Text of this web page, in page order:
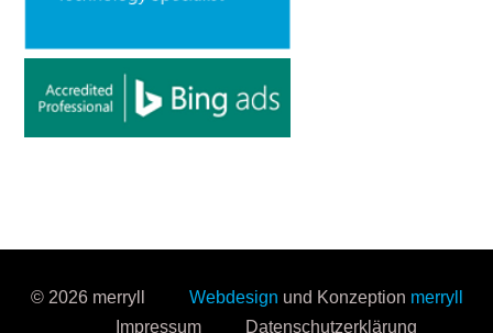
© 2026 merryll Webdesign und Konzeption merryll
Impressum
Datenschutzerklärung